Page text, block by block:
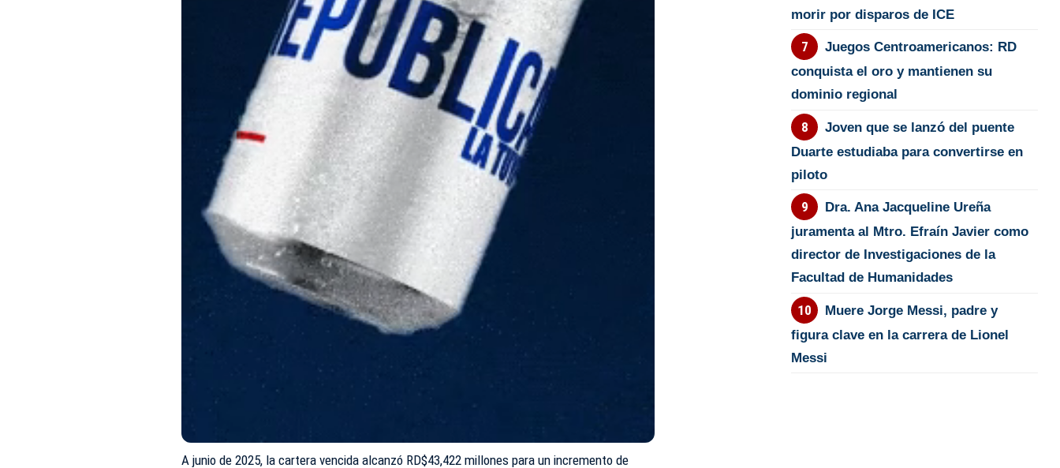
A junio de 2025, la cartera vencida alcanzó RD$43,422 millones para un incremento de
morir por disparos de ICE
Juegos Centroamericanos: RD
conquista el oro y mantienen su
dominio regional
Joven que se lanzó del puente
Duarte estudiaba para convertirse en
piloto
Dra. Ana Jacqueline Ureña
juramenta al Mtro. Efraín Javier como
director de Investigaciones de la
Facultad de Humanidades
Muere Jorge Messi, padre y
figura clave en la carrera de Lionel
Messi